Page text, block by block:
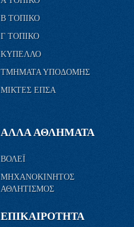
Β ΤΟΠΙΚΟ
Γ ΤΟΠΙΚΟ
ΚΥΠΕΛΛΟ
ΤΜΗΜΑΤΑ ΥΠΟΔΟΜΗΣ
ΜΙΚΤΕΣ ΕΠΣΑ
ΑΛΛΑ ΑΘΛΗΜΑΤΑ
ΒΟΛΕΪ
ΜΗΧΑΝΟΚΙΝΗΤΟΣ
ΑΘΛΗΤΙΣΜΟΣ
ΕΠΙΚΑΙΡΟΤΗΤΑ